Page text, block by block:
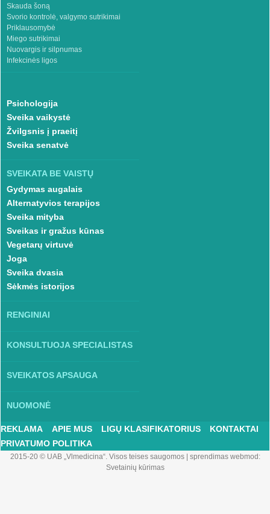
Skauda šoną
Svorio kontrolė, valgymo sutrikimai
Priklausomybė
Miego sutrikimai
Nuovargis ir silpnumas
Infekcinės ligos
Psichologija
Sveika vaikystė
Žvilgsnis į praeitį
Sveika senatvė
SVEIKATA BE VAISTŲ
Gydymas augalais
Alternatyvios terapijos
Sveika mityba
Sveikas ir gražus kūnas
Vegetarų virtuvė
Joga
Sveika dvasia
Sėkmės istorijos
RENGINIAI
KONSULTUOJA SPECIALISTAS
SVEIKATOS APSAUGA
NUOMONĖ
REKLAMA APIE MUS LIGŲ KLASIFIKATORIUS
KONTAKTAI
PRIVATUMO POLITIKA
2015-20 © UAB „Vlmedicina“. Visos teises saugomos| sprendimas webmod:
Svetainių kūrimas